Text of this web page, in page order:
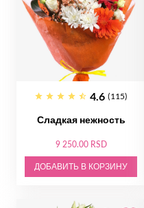
4.6 (115)
Сладкая нежность
9 250.00 RSD
ДОБАВИТЬ В КОРЗИНУ